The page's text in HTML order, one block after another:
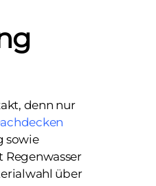
denn nur
sowie
Regenwasser
über